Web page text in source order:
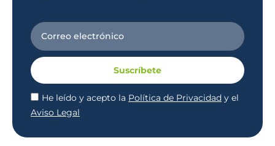
He leído y acepto la Política de Privacidad y el
Aviso Legal
Suscríbete